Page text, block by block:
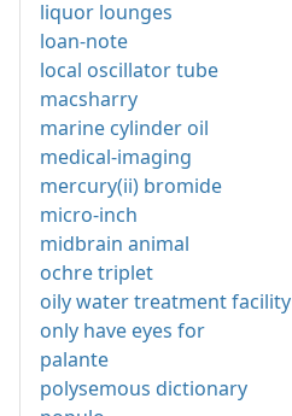
liquor lounges
loan-note
local oscillator tube
macsharry
marine cylinder oil
medical-imaging
mercury(ii) bromide
micro-inch
midbrain animal
ochre triplet
oily water treatment facility
only have eyes for
palante
polysemous dictionary